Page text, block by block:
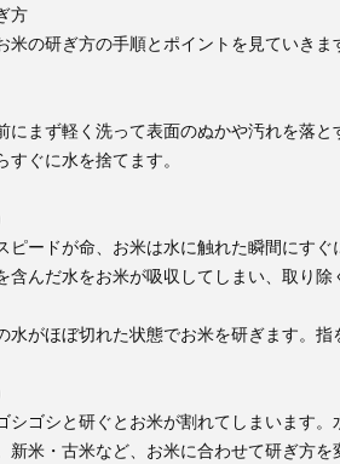
方
米の研ぎ方の手順とポイントを見ていきま
にまず軽く洗って表面のぬかや汚れを落
すぐに水を捨てます。
ピードが命、お米は水に触れた瞬間にす
含んだ水をお米が吸収してしまい、取り除
がほぼ切れた状態でお米を研ぎます。指
シゴシと研ぐとお米が割れてしまいます
新米・古米など、お米に合わせて研ぎ方を